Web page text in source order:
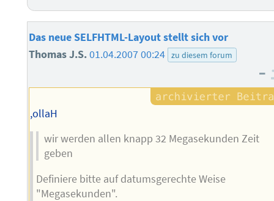
Das neue SELFHTML-Layout stellt sich vor
Thomas J.S.01.04.2007 00:24 zu diesem forum
–
,ollaH
wir werden allen knapp 32 Megasekunden Zeit
geben
Definiere bitte auf datumsgerechte Weise
"Megasekunden".